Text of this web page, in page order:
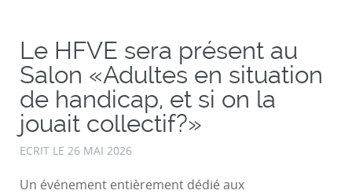
Le HFVE sera présent au
Salon «Adultes en situation
de handicap, et si on la
jouait collectif?»
ECRIT LE 26 MAI 2026
Un événement entièrement dédié aux